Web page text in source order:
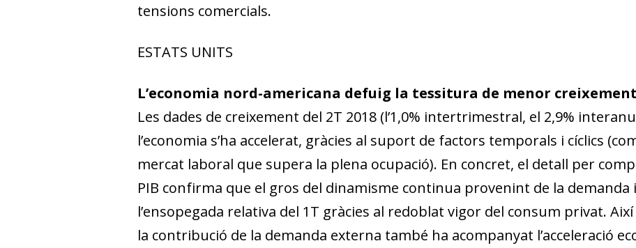
tensions comercials.
ESTATS UNITS
L’economia nord-americana defuig la tessitura de menor
Les dades de creixement del 2T 2018 (l’1,0% intertrimestral, el 2,9%
l’economia s’ha accelerat, gràcies al suport de factors temporals i cíclics
mercat laboral que supera la plena ocupació). En concret, el detall per
PIB confirma que el gros del dinamisme continua provenint de la
l’ensopegada relativa del 1T gràcies al redoblat vigor del consum privat.
la contribució de la demanda externa també ha acompanyat l’acceleració